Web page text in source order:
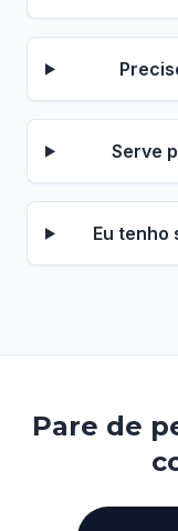
Serve
Eu tenho
Pare de